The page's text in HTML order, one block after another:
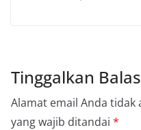
Tinggalkan
Alamat email Anda tidak
yang wajib ditandai *